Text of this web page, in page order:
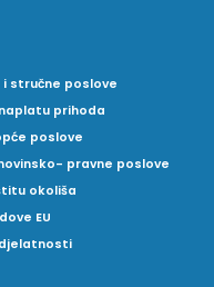
stručne poslove
prihoda
poslove
pravne poslove
okoliša
EU